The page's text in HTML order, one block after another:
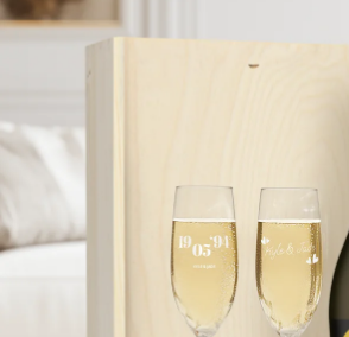
4,5 (basado en +15.000
Nuestros regalos inspiran. Los clientes
Google Reviews.
Tarjeta de felicitación
Crea algo único en pocos pasos – con
un mensaje que llegue al corazón. Sin
todo el amor para el momento.